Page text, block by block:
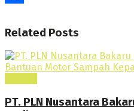
Related Posts
PT. PLN Nusantara